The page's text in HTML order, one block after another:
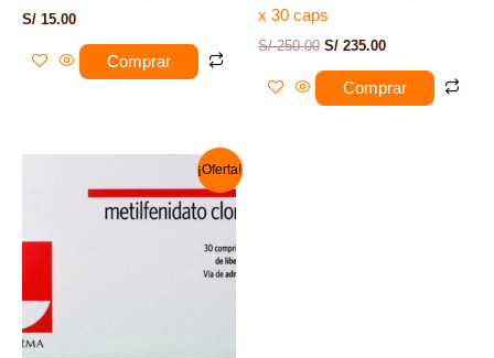
S/ 15.00
Comprar
x 30 caps
S/250.00 S/ 235.00
Comprar
¡Oferta!
original
era:
actual
es: